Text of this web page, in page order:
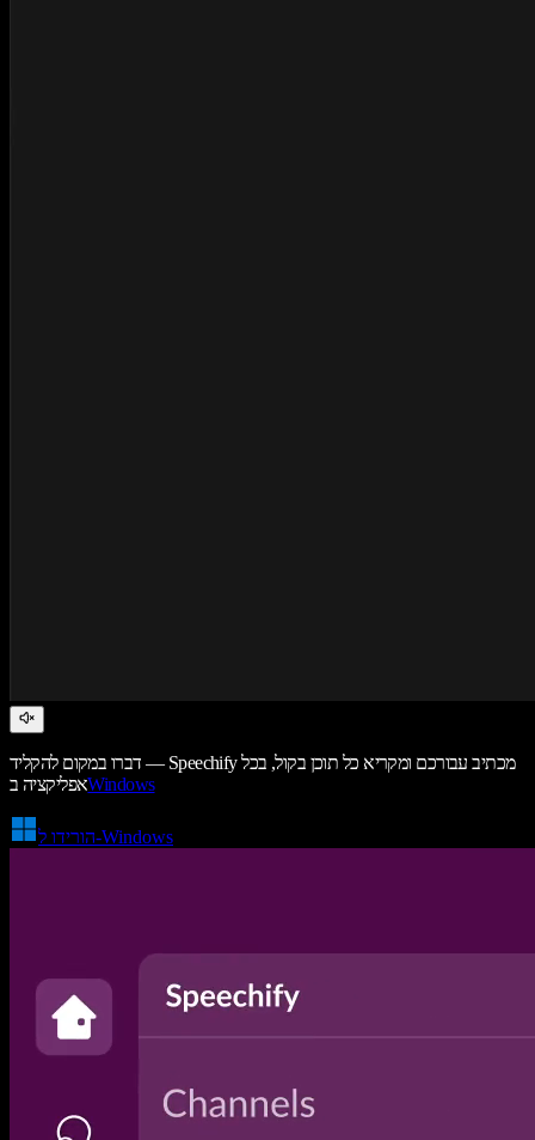
דברו במקום להקליד — Speechify מכתיב עבורכם ומקריא כל תוכן בקול, בכל
אפליקציה בWindows
הורידו ל-Windows